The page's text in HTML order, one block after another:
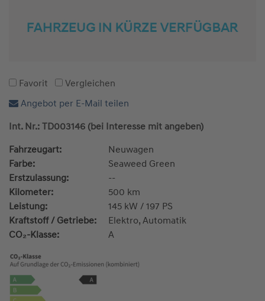
Favorit
Vergleichen
Angebot per E-Mail teilen
Int. Nr.: TD003146 (bei Interesse mit angeben)
Fahrzeugart:
Neuwagen
Farbe:
Seaweed Green
Erstzulassung:
--
Kilometer:
500 km
Leistung:
145 kW / 197 PS
Kraftstoff / Getriebe:
Elektro, Automatik
CO₂-Klasse:
A